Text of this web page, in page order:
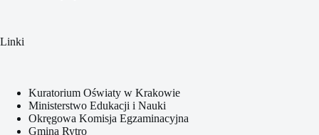
Linki
Kuratorium Oświaty w Krakowie
Ministerstwo Edukacji i Nauki
Okręgowa Komisja Egzaminacyjna
Gmina Rytro